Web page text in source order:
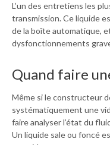
L’un des entretiens les
transmission. Ce liquide
de la boîte automatique,
dysfonctionnements
Quand faire
Même si le constructeur
systématiquement une
faire analyser l’état du
Un liquide sale ou foncé